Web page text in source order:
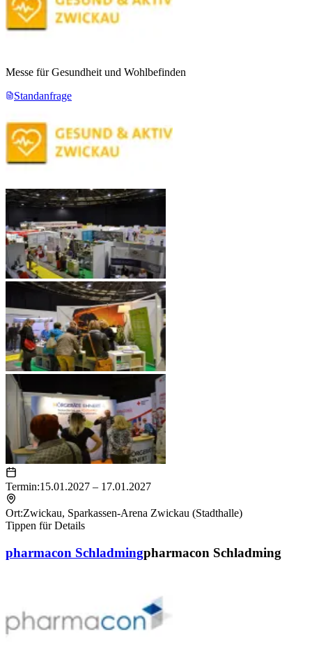
Messe für Gesundheit und Wohlbefinden
Standanfrage
Termin:15.01.2027 – 17.01.2027
Ort:Zwickau, Sparkassen-Arena Zwickau (Stadthalle)
Tippen für Details
pharmacon Schladmingpharmacon Schladming